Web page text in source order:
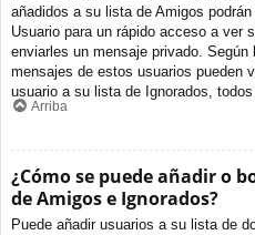
añadidos a su lista de Amigos
Usuario para un rápido acceso a ver
enviarles un mensaje privado.
mensajes de estos usuarios pueden
usuario a su lista de Ignorados,
Arriba
¿Cómo se puede añadir o
de Amigos e Ignorados?
Puede añadir usuarios a su lista de